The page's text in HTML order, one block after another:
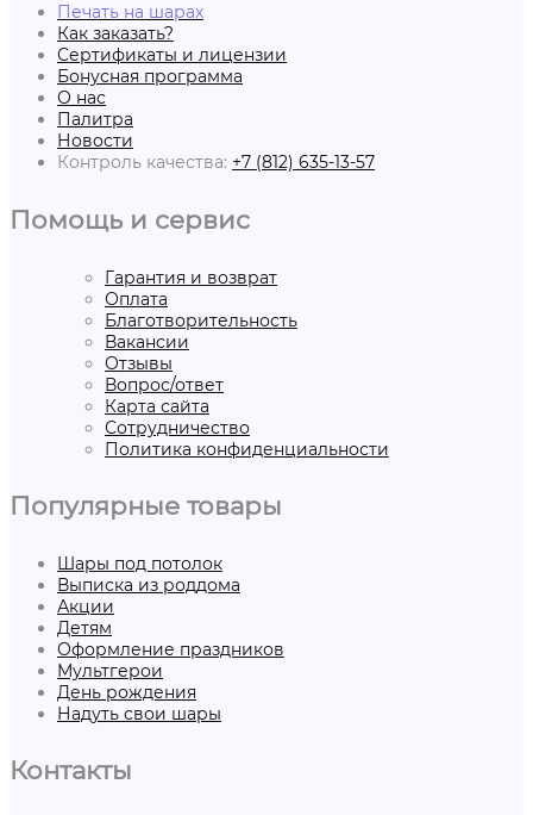
Печать на шарах
Как заказать?
Сертификаты и лицензии
Бонусная программа
О нас
Палитра
Новости
Контроль качества: +7 (812) 635-13-57
Помощь и сервис
Гарантия и возврат
Оплата
Благотворительность
Вакансии
Отзывы
Вопрос/ответ
Карта сайта
Сотрудничество
Политика конфиденциальности
Популярные товары
Шары под потолок
Выписка из роддома
Акции
Детям
Оформление праздников
Мультгерои
День рождения
Надуть свои шары
Контакты